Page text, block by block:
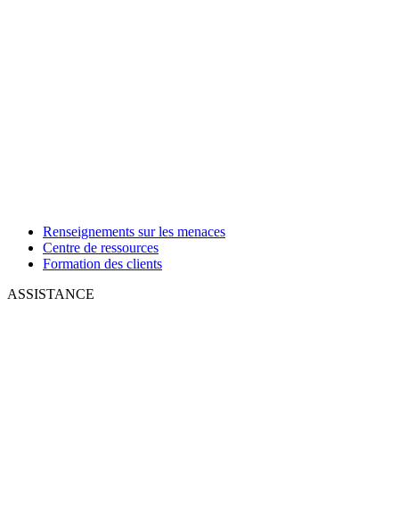
Renseignements sur les menaces
Centre de ressources
Formation des clients
ASSISTANCE